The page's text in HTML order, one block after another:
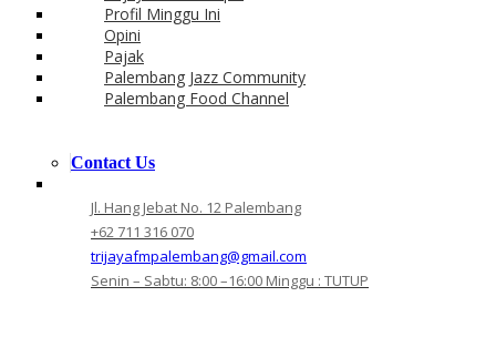
Profil Minggu Ini
Opini
Pajak
Palembang Jazz Community
Palembang Food Channel
Contact Us
Jl. Hang Jebat No. 12 Palembang
+62 711 316 070
trijayafmpalembang@gmail.com
Senin – Sabtu: 8:00 –16:00 Minggu : TUTUP